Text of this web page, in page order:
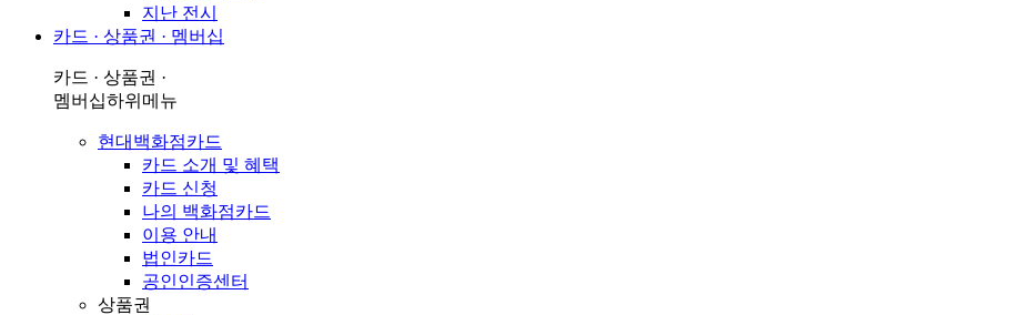
지난 전시
카드 · 상품권 · 멤버십
카드 · 상품권 ·
멤버십하위메뉴
현대백화점카드
카드 소개 및 혜택
카드 신청
나의 백화점카드
이용 안내
법인카드
공인인증센터
상품권